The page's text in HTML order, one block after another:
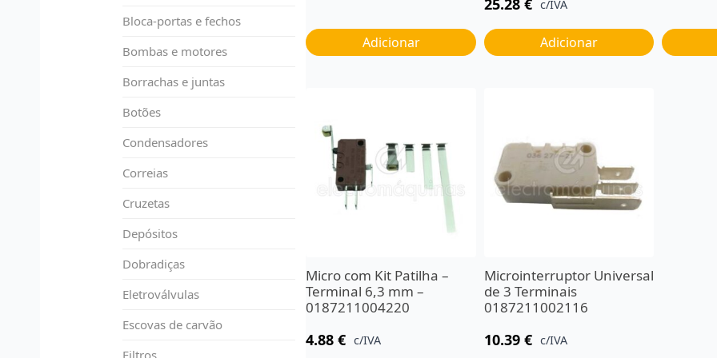
Bloca-portas e fechos
Bombas e motores
Borrachas e juntas
Botões
Condensadores
Correias
Cruzetas
Depósitos
Dobradiças
Eletroválvulas
Escovas de carvão
Filtros
Adicionar
c/IVA
Adicionar
Micro com Kit Patilha –
Terminal 6,3 mm –
0187211004220
4.88€ c/IVA
Microinterruptor Universal
de 3 Terminais
0187211002116
10.39 € c/IVA